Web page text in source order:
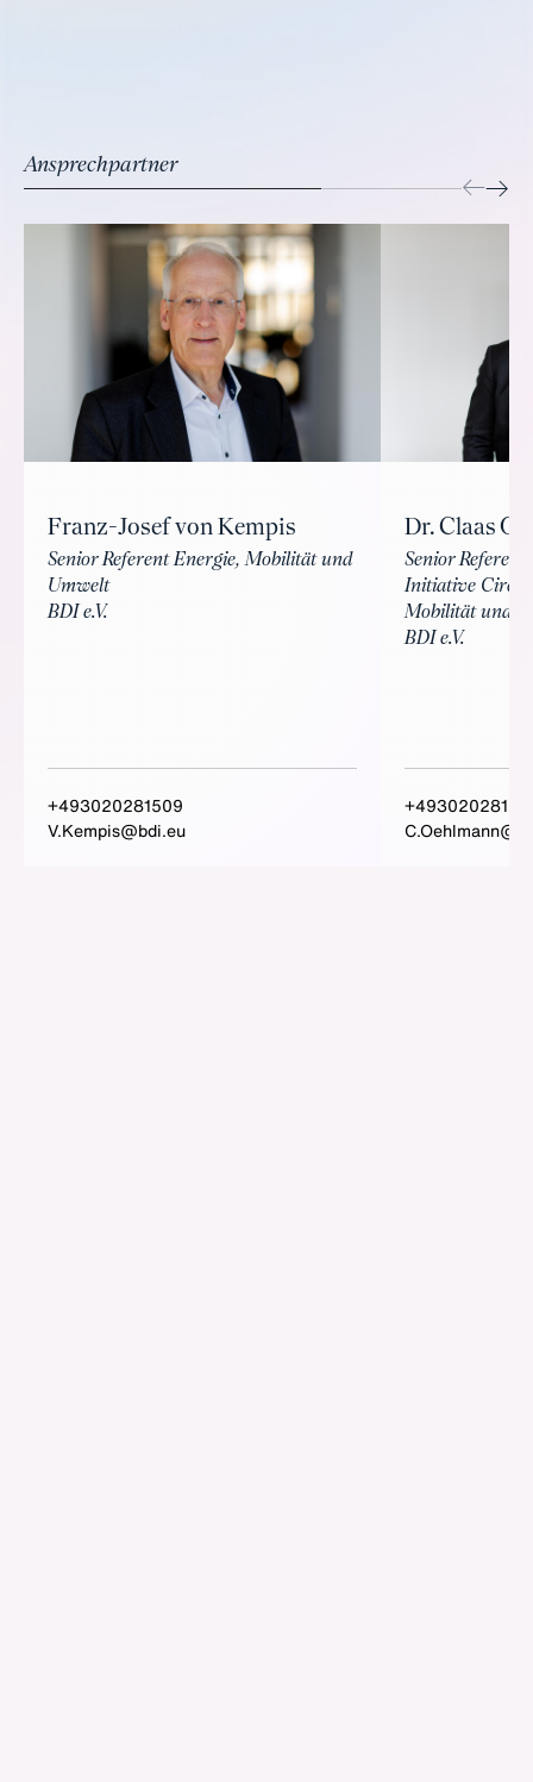
Ansprechpartner
Franz-Josef von Kempis
Senior Referent Energie, Mobilität und
Umwelt
BDI e.V.
+493020281509
V.Kempis@bdi.eu
Dr. Claas
Senior
Initiative
Mobilität und
BDI e.V.